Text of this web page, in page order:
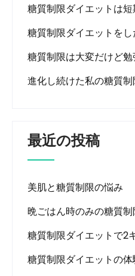
糖質制限ダイエットは
糖質制限ダイエットを
糖質制限は大変だけど勉
進化し続けた私の糖質
最近の投稿
美肌と糖質制限の悩み
晩ごはん時のみの糖質制
糖質制限ダイエットで2
糖質制限ダイエットの